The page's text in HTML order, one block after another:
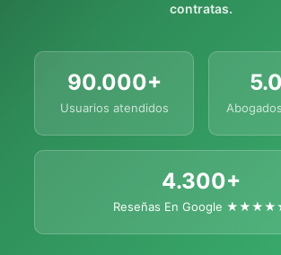
contratas.
90.000+
Usuarios atendidos
4.300+
Reseñas En Google